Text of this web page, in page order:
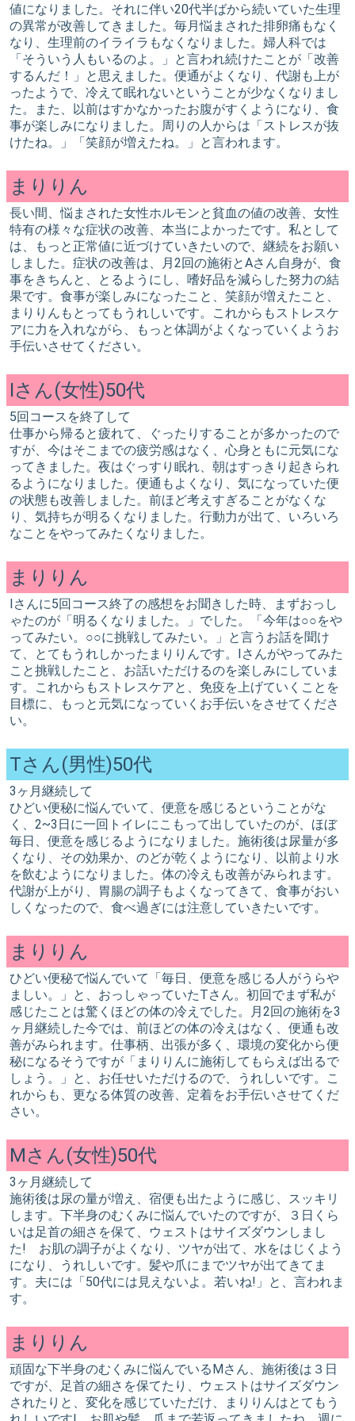
値になりました。それに伴い20代半ばから続いていた生理
の異常が改善してきました。毎月悩まされた排卵痛もなく
なり、生理前のイライラもなくなりました。婦人科では
「そういう人もいるのよ。」と言われ続けたことが「改善
するんだ！」と思えました。便通がよくなり、代謝も上が
ったようで、冷えて眠れないということが少なくなりまし
た。また、以前はすかなかったお腹がすくようになり、食
事が楽しみになりました。周りの人からは「ストレスが抜
けたね。」「笑顔が増えたね。」と言われます。
まりりん
長い間、悩まされた女性ホルモンと貧血の値の改善、女性
特有の様々な症状の改善、本当によかったです。私として
は、もっと正常値に近づけていきたいので、継続をお願い
しました。症状の改善は、月2回の施術とAさん自身が、食
事をきちんと、とるようにし、嗜好品を減らした努力の結
果です。食事が楽しみになったこと、笑顔が増えたこと、
まりりんもとってもうれしいです。これからもストレスケ
アに力を入れながら、もっと体調がよくなっていくようお
手伝いさせてください。
Iさん(女性)50代
5回コースを終了して
仕事から帰ると疲れて、ぐったりすることが多かったので
すが、今はそこまでの疲労感はなく、心身ともに元気にな
ってきました。夜はぐっすり眠れ、朝はすっきり起きられ
るようになりました。便通もよくなり、気になっていた便
の状態も改善しました。前ほど考えすぎることがなくな
り、気持ちが明るくなりました。行動力が出て、いろいろ
なことをやってみたくなりました。
まりりん
Iさんに5回コース終了の感想をお聞きした時、まずおっし
ゃたのが「明るくなりました。」でした。「今年は○○をや
ってみたい。○○に挑戦してみたい。」と言うお話を聞け
て、とてもうれしかったまりりんです。Iさんがやってみた
こと挑戦したこと、お話いただけるのを楽しみにしていま
す。これからもストレスケアと、免疫を上げていくことを
目標に、もっと元気になっていくお手伝いをさせてくださ
い。
Tさん(男性)50代
3ヶ月継続して
ひどい便秘に悩んでいて、便意を感じるということがな
く、2~3日に一回トイレにこもって出していたのが、ほぼ
毎日、便意を感じるようになりました。施術後は尿量が多
くなり、その効果か、のどが乾くようになり、以前より水
を飲むようになりました。体の冷えも改善がみられます。
代謝が上がり、胃腸の調子もよくなってきて、食事がおい
しくなったので、食べ過ぎには注意していきたいです。
まりりん
ひどい便秘で悩んでいて「毎日、便意を感じる人がうらや
ましい。」と、おっしゃっていたTさん。初回でまず私が
感じたことは驚くほどの体の冷えでした。月2回の施術を3
ヶ月継続した今では、前ほどの体の冷えはなく、便通も改
善がみられます。仕事柄、出張が多く、環境の変化から便
秘になるそうですが「まりりんに施術してもらえば出るで
しょう。」と、お任せいただけるので、うれしいです。こ
れからも、更なる体質の改善、定着をお手伝いさせてくだ
さい。
Mさん(女性)50代
3ヶ月継続して
施術後は尿の量が増え、宿便も出たように感じ、スッキリ
します。下半身のむくみに悩んでいたのですが、３日くら
いは足首の細さを保て、ウェストはサイズダウンしまし
た! お肌の調子がよくなり、ツヤが出て、水をはじくよう
になり、うれしいです。髪や爪にまでツヤが出てきてま
す。夫には「50代には見えないよ。若いね!」と、言われま
す。
まりりん
頑固な下半身のむくみに悩んでいるMさん、施術後は３日
ですが、足首の細さを保てたり、ウェストはサイズダウン
されたりと、変化を感じていただけ、まりりんはとてもう